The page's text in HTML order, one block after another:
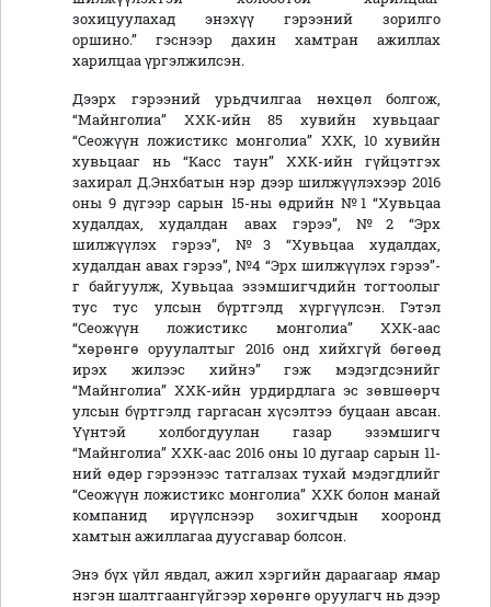
зохицуулахад энэхүү гэрээний зорилго
оршино.” гэснээр дахин хамтран ажиллах
харилцаа үргэлжилсэн.
Дээрх гэрээний урьдчилгаа нөхцөл болгож,
“Майнголиа” ХХК-ийн 85 хувийн хувьцааг
“Сеожүүн ложистикс монголиа” ХХК, 10 хувийн
хувьцааг нь “Касс таун” ХХК-ийн гүйцэтгэх
захирал Д.Энхбатын нэр дээр шилжүүлэхээр 2016
оны 9 дүгээр сарын 15-ны өдрийн №1 “Хувьцаа
худалдах, худалдан авах гэрээ”, №2 “Эрх
шилжүүлэх гэрээ”, №3 “Хувьцаа худалдах,
худалдан авах гэрээ”, №4 “Эрх шилжүүлэх гэрээ”-
г байгуулж, Хувьцаа эзэмшигчдийн тогтоолыг
тус тус улсын бүртгэлд хүргүүлсэн. Гэтэл
“Сеожүүн ложистикс монголиа” ХХК-аас
“хөрөнгө оруулалтыг 2016 онд хийхгүй бөгөөд
ирэх жилээс хийнэ” гэж мэдэгдсэнийг
“Майнголиа” ХХК-ийн урдирдлага эс зөвшөөрч
улсын бүртгэлд гаргасан хүсэлтээ буцаан авсан.
Үүнтэй холбогдуулан газар эзэмшигч
“Майнголиа” ХХК-аас 2016 оны 10 дугаар сарын 11-
ний өдөр гэрээнээс татгалзах тухай мэдэгдлийг
“Сеожүүн ложистикс монголиа” ХХК болон манай
компанид ирүүлснээр зохигчдын хооронд
хамтын ажиллагаа дуусгавар болсон.
Энэ бүх үйл явдал, ажил хэргийн дараагаар ямар
нэгэн шалтгаангүйгээр хөрөнгө оруулагч нь дээр